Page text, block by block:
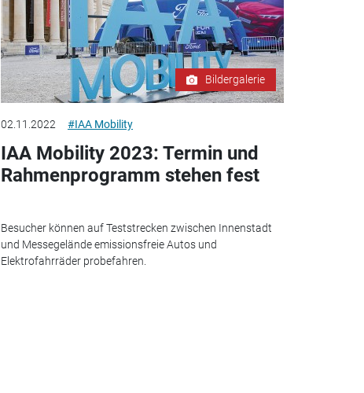
Bildergalerie
02.11.2022 #IAA Mobility
IAA Mobility 2023: Termin und
Rahmenprogramm stehen fest
Besucher können auf Teststrecken zwischen Innenstadt
und Messegelände emissionsfreie Autos und
Elektrofahrräder probefahren.